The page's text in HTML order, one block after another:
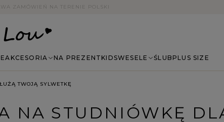
BEZ PODANIA PRZYCZYNY
AKCESORIA NA PREZENT KIDSWESELE ŚLUB PLUS SIZE
TWOJĄ SYLWETKĘ
NA STUDNIÓWKĘ